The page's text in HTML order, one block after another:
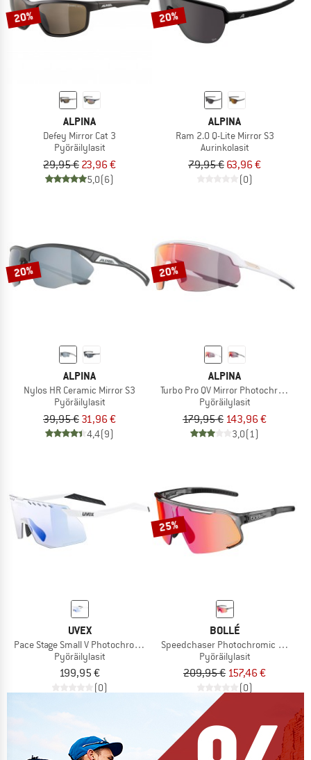
20%
ALPINA
Defey Mirror Cat 3
Pyöräilylasit
29,95 € 23,96 €
5,0(6)
20%
ALPINA
Ram 2.0 Q-Lite Mirror S3
Aurinkolasit
79,95 € 63,96 €
(0)
20%
ALPINA
Nylos HR Ceramic Mirror S3
Pyöräilylasit
39,95 € 31,96 €
4,4(9)
20%
ALPINA
Turbo Pro QV Mirror Photochromic
Pyöräilylasit
179,95 € 143,96 €
3,0(1)
UVEX
Pace Stage Small V Photochromic S1-3 (VLT 16-69%)
Pyöräilylasit
199,95 €
(0)
25%
BOLLÉ
Speedchaser Photochromic S0-3
Pyöräilylasit
209,95 € 157,46 €
(0)